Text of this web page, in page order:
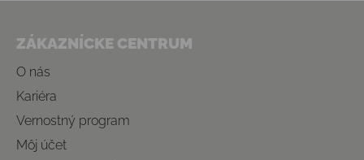
ZÁKAZNÍCKE CENTRUM
O nás
Kariéra
Vernostný program
Môj účet